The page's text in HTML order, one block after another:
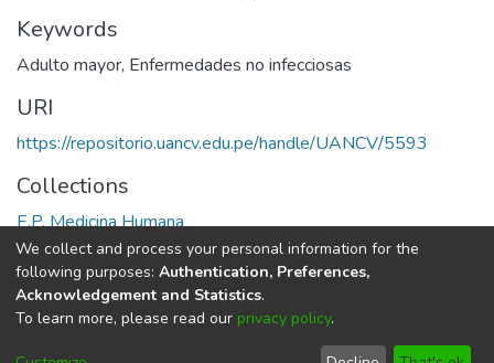
Keywords
Adulto mayor, Enfermedades no infecciosas
URI
https://repositorio.uancv.edu.pe/handle/UANCV/5593
Collections
E.P. Medicina Humana
Full item page
DSpace softwarecopyright © 2002-2026
Cookie End User Send
We collect and process your personal information for the
following purposes: Authentication, Preferences,
Acknowledgement and Statistics.
To learn more, please read our privacy policy.